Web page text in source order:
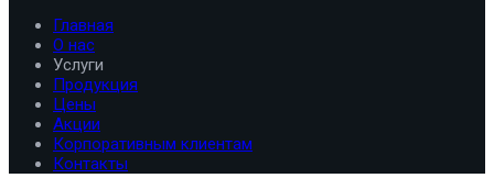
Главная
О нас
Услуги
Продукция
Цены
Акции
Корпоративным клиентам
Контакты